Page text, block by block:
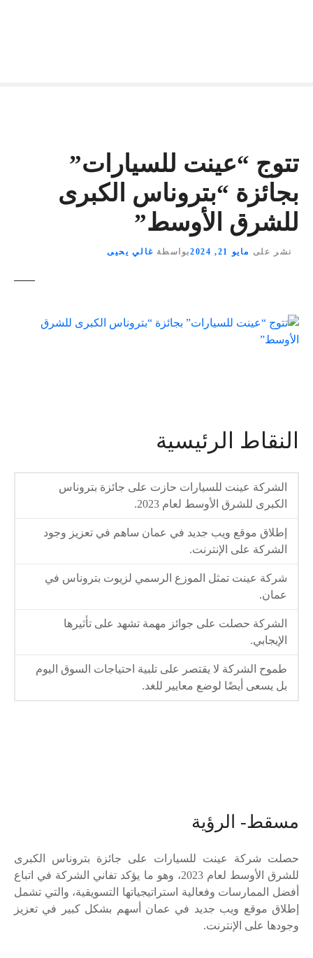
تتوج “عينت للسيارات”
بجائزة “بتروناس الكبرى
للشرق الأوسط”
نشر على مايو 21, 2024 بواسطة غالي يحيى
النقاط الرئيسية
الشركة عينت للسيارات حازت على جائزة بتروناس
الكبرى للشرق الأوسط لعام 2023.
إطلاق موقع ويب جديد في عمان ساهم في تعزيز وجود
الشركة على الإنترنت.
شركة عينت تمثل الموزع الرسمي لزيوت بتروناس في
عمان.
الشركة حصلت على جوائز مهمة تشهد على تأثيرها
الإيجابي.
طموح الشركة لا يقتصر على تلبية احتياجات السوق اليوم
بل يسعى أيضًا لوضع معايير للغد.
مسقط- الرؤية
حصلت شركة عينت للسيارات على جائزة بتروناس الكبرى
للشرق الأوسط لعام 2023، وهو ما يؤكد تفاني الشركة في اتباع
أفضل الممارسات وفعالية استراتيجياتها التسويقية، والتي تشمل
إطلاق موقع ويب جديد في عمان أسهم بشكل كبير في تعزيز
وجودها على الإنترنت.